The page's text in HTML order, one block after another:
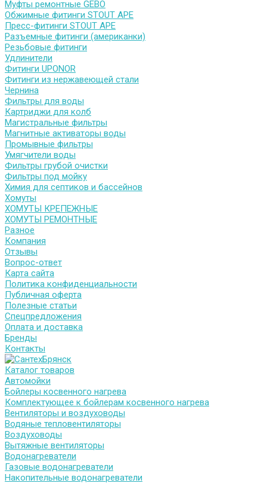
Муфты ремонтные GEBO
Обжимные фитинги STOUT APE
Пресс-фитинги STOUT APE
Разъемные фитинги (американки)
Резьбовые фитинги
Удлинители
Фитинги UPONOR
Фитинги из нержавеющей стали
Чернина
Фильтры для воды
Картриджи для колб
Магистральные фильтры
Магнитные активаторы воды
Промывные фильтры
Умягчители воды
Фильтры грубой очистки
Фильтры под мойку
Химия для септиков и бассейнов
Хомуты
ХОМУТЫ КРЕПЕЖНЫЕ
ХОМУТЫ РЕМОНТНЫЕ
Разное
Компания
Отзывы
Вопрос-ответ
Карта сайта
Политика конфиденциальности
Публичная оферта
Полезные статьи
Спецпредложения
Оплата и доставка
Бренды
Контакты
Каталог товаров
Автомойки
Бойлеры косвенного нагрева
Комплектующее к бойлерам косвенного нагрева
Вентиляторы и воздуховоды
Водяные тепловентиляторы
Воздуховоды
Вытяжные вентиляторы
Водонагреватели
Газовые водонагреватели
Накопительные водонагреватели